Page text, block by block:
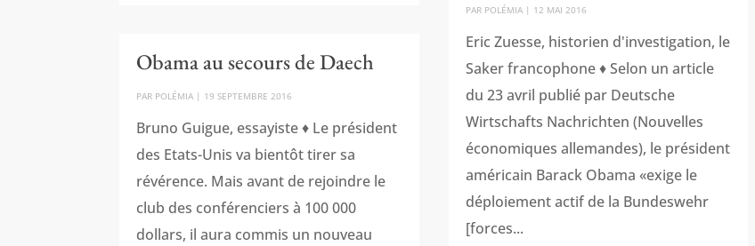
Obama au secours de Daech
PAR POLÉMIA | 19 SEPTEMBRE 2016
Bruno Guigue, essayiste ♦ Le président
des Etats-Unis va bientôt tirer sa
révérence. Mais avant de rejoindre le
club des conférenciers à 100 000
dollars, il aura commis un nouveau
PAR POLÉMIA| 12 MAI 2016
Eric Zuesse, historien d'investigation, le
Saker francophone ♦ Selon un article
du 23 avril publié par Deutsche
Wirtschafts Nachrichten (Nouvelles
économiques allemandes), le président
américain Barack Obama «exige le
déploiement actif de la Bundeswehr
[forces...